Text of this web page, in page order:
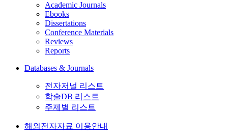
Academic Journals
Ebooks
Dissertations
Conference Materials
Reviews
Reports
Databases & Journals
전자저널 리스트
학술DB 리스트
주제별 리스트
해외전자자료 이용안내